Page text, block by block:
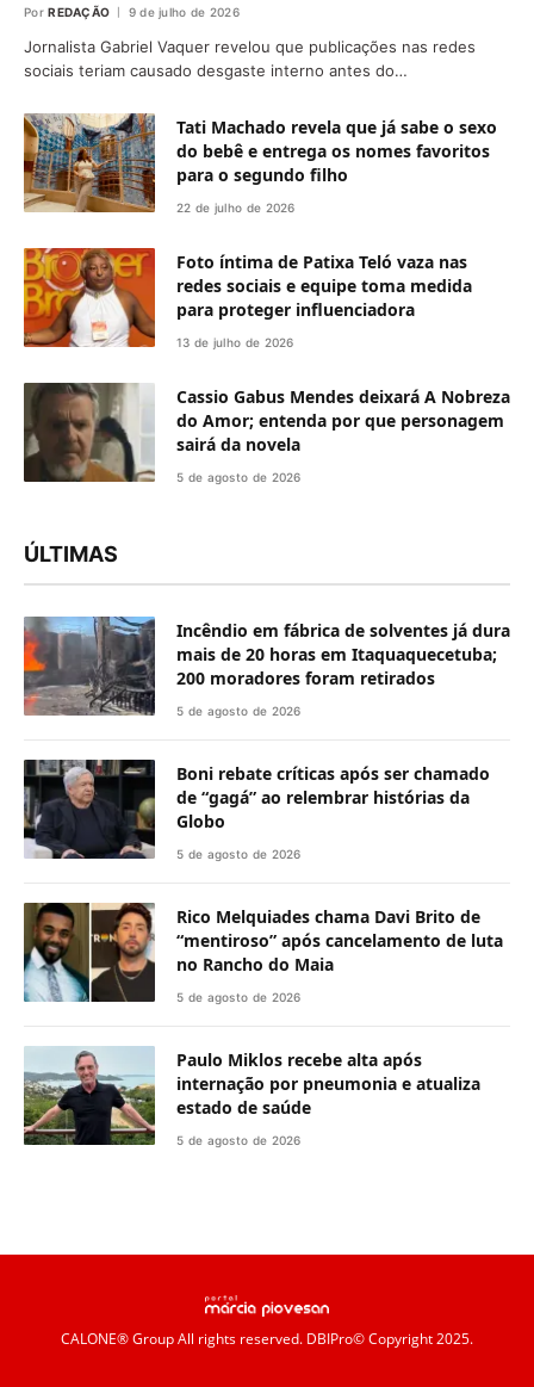
Por REDAÇÃO 9 de julho de 2026
Jornalista Gabriel Vaquer revelou que publicações nas redes
sociais teriam causado desgaste interno antes do…
Tati Machado revela que já sabe o sexo
do bebê e entrega os nomes favoritos
para o segundo filho
22 de julho de 2026
Foto íntima de Patixa Teló vaza nas
redes sociais e equipe toma medida
para proteger influenciadora
13 de julho de 2026
Cassio Gabus Mendes deixará A Nobreza
do Amor; entenda por que personagem
sairá da novela
5 de agosto de 2026
ÚLTIMAS
Incêndio em fábrica de solventes já dura
mais de 20 horas em Itaquaquecetuba;
200 moradores foram retirados
5 de agosto de 2026
Boni rebate críticas após ser chamado
de “gagá” ao relembrar histórias da
Globo
5 de agosto de 2026
Rico Melquiades chama Davi Brito de
“mentiroso” após cancelamento de luta
no Rancho do Maia
5 de agosto de 2026
Paulo Miklos recebe alta após
internação por pneumonia e atualiza
estado de saúde
5 de agosto de 2026
CALONE® GroupAll rights reserved. DBIPro© Copyright 2025.